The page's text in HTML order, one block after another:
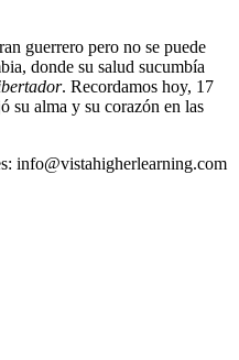
guerrero pero no se puede
donde su salud sucumbía
. Recordamos hoy, 17
su alma y su corazón en las
info@vistahigherlearning.com